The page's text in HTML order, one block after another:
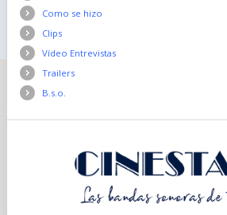
Como se hizo
Clips
Vídeo Entrevistas
Trailers
B.s.o.